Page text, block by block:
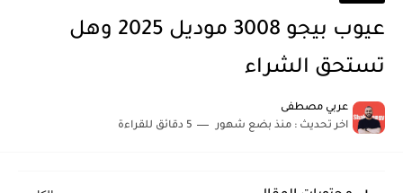
عيوب بيجو 3008 موديل 2025 وهل
تستحق الشراء
عربي مصطفى
اخر تحديث : منذ بضع شهور 5 دقائق للقراءة